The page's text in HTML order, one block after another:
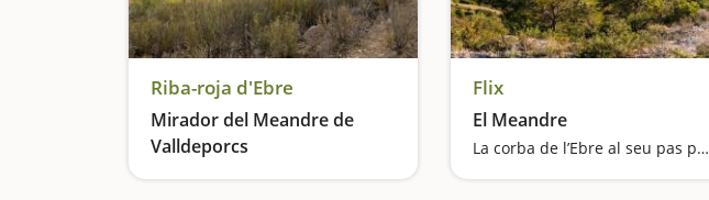
Riba-roja d'Ebre
Mirador del Meandre de
Valldeporcs
Vistes privilegiades sobre l'Ebre des d'un dolmen
Flix
El Meandre
La corba de l’Ebre al seu pas per Flix